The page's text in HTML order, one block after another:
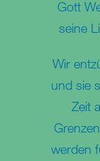
Gott
seine
Wir
und sie
Zeit
werden